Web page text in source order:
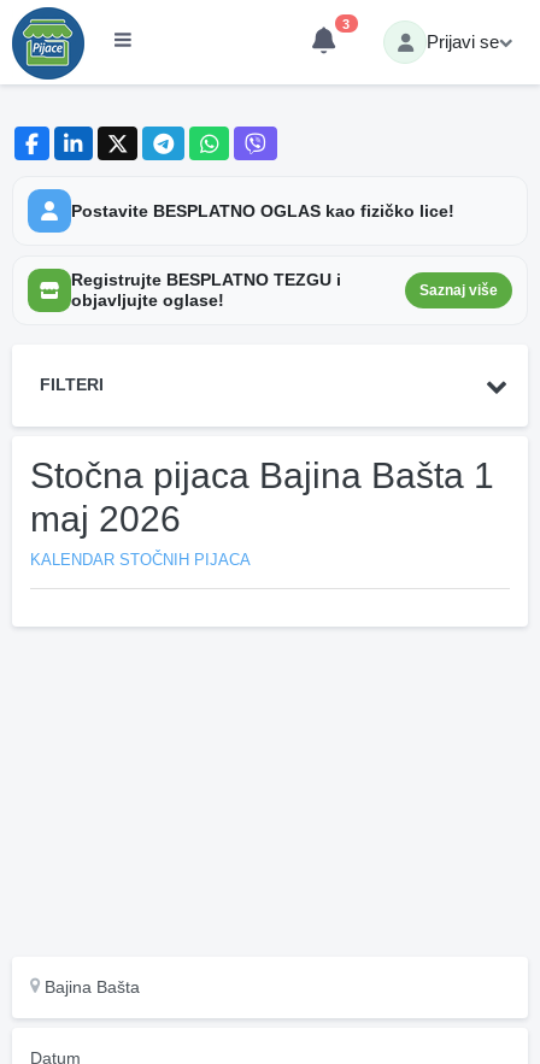
3
Prijavi se
Postavite BESPLATNO OGLAS kao fizičko lice!
Registrujte BESPLATNO TEZGU i
objavljujte oglase!
Saznaj više
FILTERI
Stočna pijaca Bajina Bašta 1
maj 2026
KALENDAR STOČNIH PIJACA
Bajina Bašta
Datum